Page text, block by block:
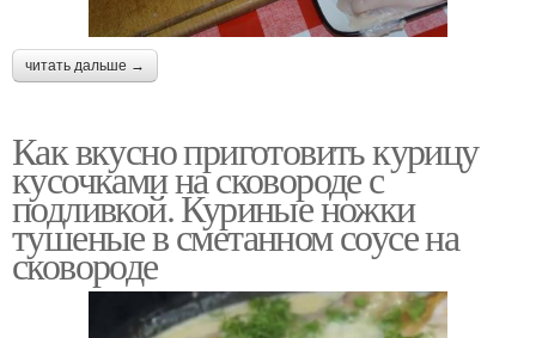
читать дальше →
Как вкусно приготовить курицу
кусочками на сковороде с
подливкой. Куриные ножки
тушеные в сметанном соусе на
сковороде